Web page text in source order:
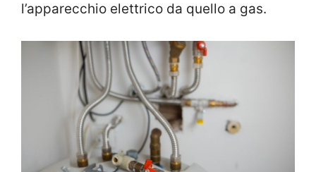
l’apparecchio elettrico da quello a gas.